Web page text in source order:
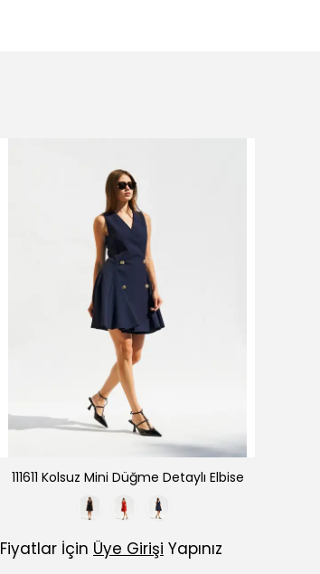
111611 Kolsuz Mini Düğme Detaylı Elbise
Fiyatlar İçin Üye Girişi Yapınız